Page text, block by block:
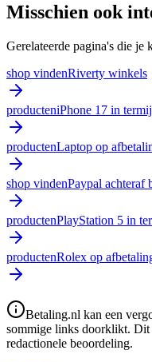
Misschien ook
Gerelateerde pagina's die je
shop vindenRiverty winkels
producteniPhone 17 in
productenLaptop op
shop vindenPaypal achteraf
productenPlayStation 5 in
productenRolex op
Betaling.nl kan een
sommige links doorklikt. Dit
redactionele beoordeling.